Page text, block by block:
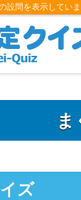
設問を表示してい
ズ